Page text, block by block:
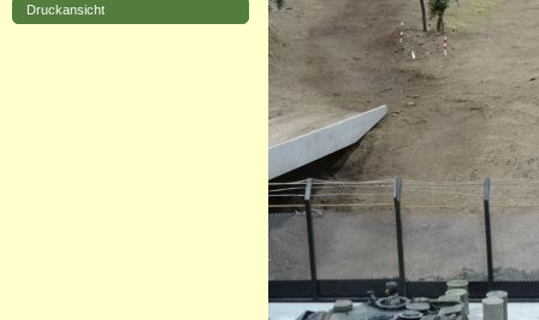
Druckansicht